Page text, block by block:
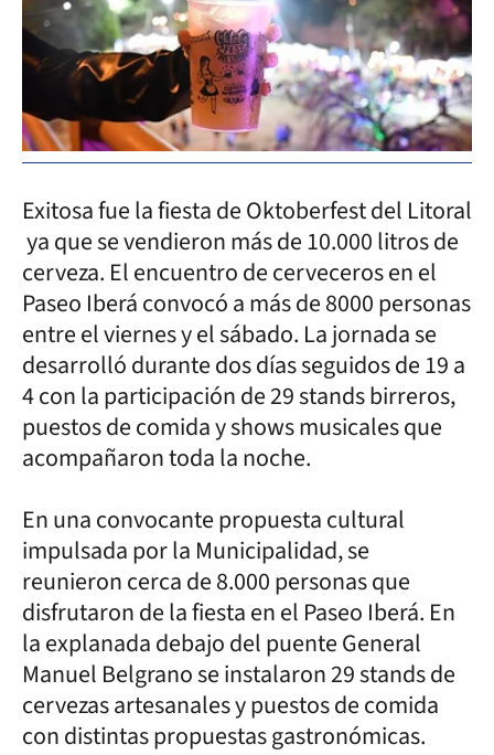
Exitosa fue la fiesta de Oktoberfest del Litoral
ya que se vendieron más de 10.000 litros de
cerveza. El encuentro de cerveceros en el
Paseo Iberá convocó a más de 8000 personas
entre el viernes y el sábado. La jornada se
desarrolló durante dos días seguidos de 19 a
4 con la participación de 29 stands birreros,
puestos de comida y shows musicales que
acompañaron toda la noche.
En una convocante propuesta cultural
impulsada por la Municipalidad, se
reunieron cerca de 8.000 personas que
disfrutaron de la fiesta en el Paseo Iberá. En
la explanada debajo del puente General
Manuel Belgrano se instalaron 29 stands de
cervezas artesanales y puestos de comida
con distintas propuestas gastronómicas.